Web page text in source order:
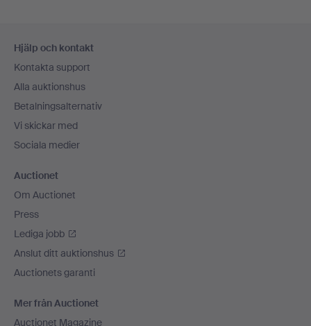
Hjälp och kontakt
Kontakta support
Alla auktionshus
Betalningsalternativ
Vi skickar med
Sociala medier
Auctionet
Om Auctionet
Press
Lediga jobb
Anslut ditt auktionshus
Auctionets garanti
Mer från Auctionet
Auctionet Magazine